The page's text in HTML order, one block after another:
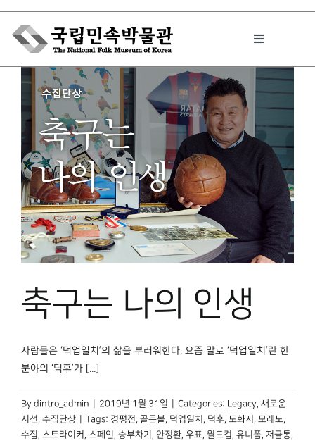
Skip
content
Toggle
박물관에서는
민속이야기
민속 인사이드
원문보기 PDF
박물관 홈페이지
축구는 나의 인생
사람들은 ‘덕업일치’의 삶을 부러워한다. 요즘 말로 ‘덕업일치’란 한
분야의 ‘덕후’가 [...]
By dintro_admin 2019년 1월 31일 Categories: Legacy, 새로운
시선, 수집단상 Tags: 경평전, 골든볼, 덕업일치 , 덕후, 도화지 , 모레노,
수집, 스트라이커 , 스페인, 승부차기 , 안정환, 우표, 월드컵, 유니폼, 저금통,